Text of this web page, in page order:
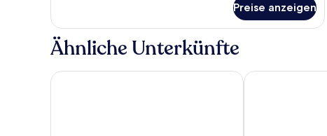
Preise anzeigen
Ähnliche Unterkünfte
Hotel Rice Bulevar Hotel Abadía